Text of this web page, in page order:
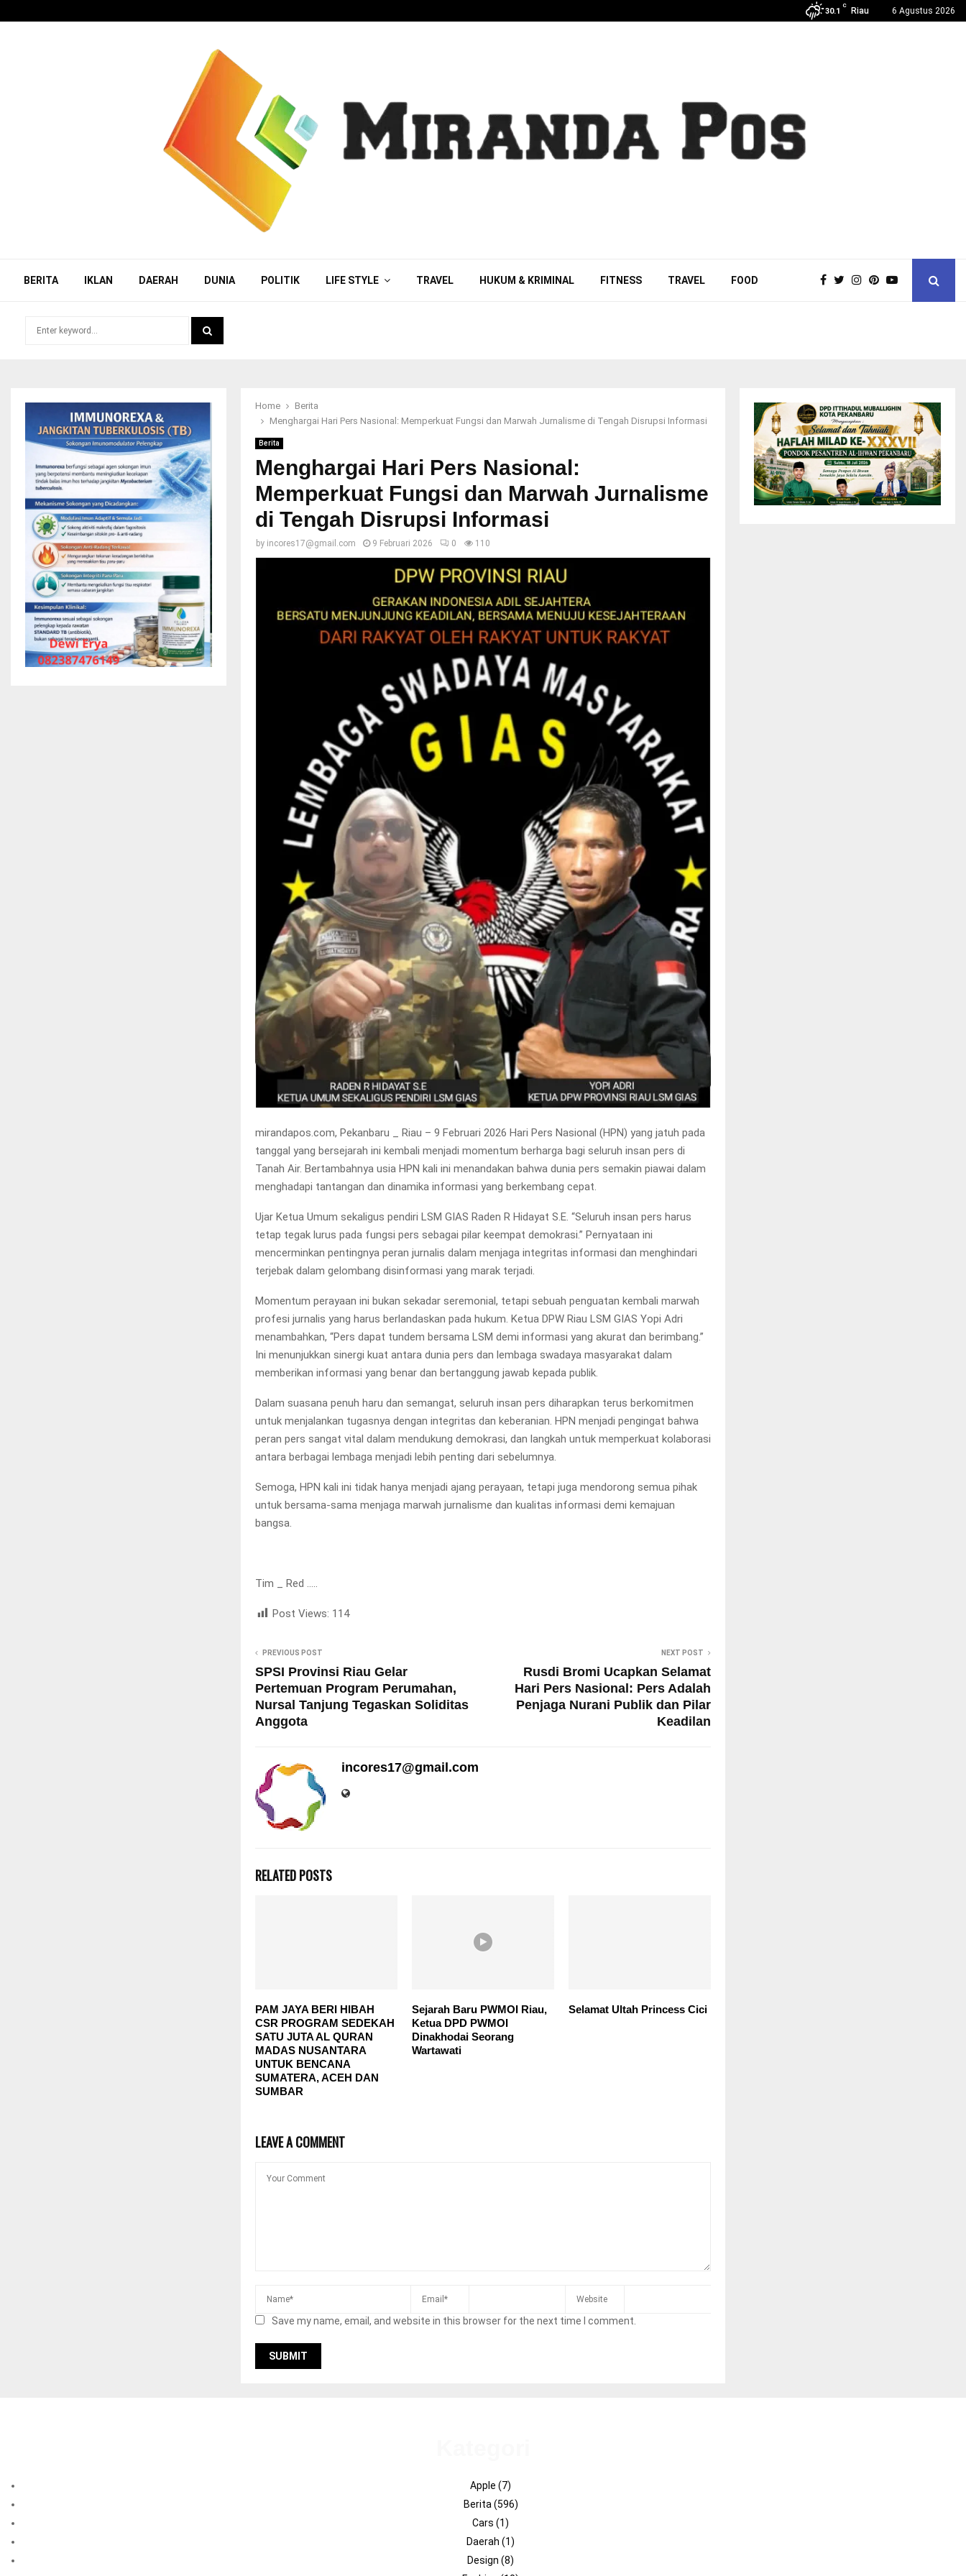
30.1
C
Riau 6 Agustus 2026
BERITA IKLAN DAERAH DUNIA POLITIK LIFE STYLE TRAVEL HUKUM & KRIMINAL FITNESS TRAVEL FOOD
Home
Berita
Menghargai Hari Pers Nasional: Memperkuat Fungsi dan Marwah Jurnalisme di Tengah Disrupsi Informasi
Berita
Menghargai Hari Pers Nasional:
Memperkuat Fungsi dan Marwah Jurnalisme
di Tengah Disrupsi Informasi
by incores17@gmail.com 9 Februari 2026 0 110
mirandapos.com, Pekanbaru _ Riau – 9 Februari 2026 Hari Pers Nasional (HPN) yang jatuh pada
tanggal yang bersejarah ini kembali menjadi momentum berharga bagi seluruh insan pers di
Tanah Air. Bertambahnya usia HPN kali ini menandakan bahwa dunia pers semakin piawai dalam
menghadapi tantangan dan dinamika informasi yang berkembang cepat.
Ujar Ketua Umum sekaligus pendiri LSM GIAS Raden R Hidayat S.E. “Seluruh insan pers harus
tetap tegak lurus pada fungsi pers sebagai pilar keempat demokrasi.” Pernyataan ini
mencerminkan pentingnya peran jurnalis dalam menjaga integritas informasi dan menghindari
terjebak dalam gelombang disinformasi yang marak terjadi.
Momentum perayaan ini bukan sekadar seremonial, tetapi sebuah penguatan kembali marwah
profesi jurnalis yang harus berlandaskan pada hukum. Ketua DPW Riau LSM GIAS Yopi Adri
menambahkan, “Pers dapat tundem bersama LSM demi informasi yang akurat dan berimbang.”
Ini menunjukkan sinergi kuat antara dunia pers dan lembaga swadaya masyarakat dalam
memberikan informasi yang benar dan bertanggung jawab kepada publik.
Dalam suasana penuh haru dan semangat, seluruh insan pers diharapkan terus berkomitmen
untuk menjalankan tugasnya dengan integritas dan keberanian. HPN menjadi pengingat bahwa
peran pers sangat vital dalam mendukung demokrasi, dan langkah untuk memperkuat kolaborasi
antara berbagai lembaga menjadi lebih penting dari sebelumnya.
Semoga, HPN kali ini tidak hanya menjadi ajang perayaan, tetapi juga mendorong semua pihak
untuk bersama-sama menjaga marwah jurnalisme dan kualitas informasi demi kemajuan
bangsa.
Tim _ Red …..
Post Views: 114
PREVIOUS POST
SPSI Provinsi Riau Gelar
Pertemuan Program Perumahan,
Nursal Tanjung Tegaskan Soliditas
Anggota
NEXT POST
Rusdi Bromi Ucapkan Selamat
Hari Pers Nasional: Pers Adalah
Penjaga Nurani Publik dan Pilar
Keadilan
incores17@gmail.com
RELATED POSTS
PAM JAYA BERI HIBAH
CSR PROGRAM SEDEKAH
SATU JUTA AL QURAN
MADAS NUSANTARA
UNTUK BENCANA
SUMATERA, ACEH DAN
SUMBAR
Sejarah Baru PWMOI Riau,
Ketua DPD PWMOI
Dinakhodai Seorang
Wartawati
Selamat Ultah Princess Cici
LEAVE A COMMENT
Save my name, email, and website in this browser for the next time I comment.
Apple (7)
Berita(596)
Cars (1)
Daerah (1)
Design (8)